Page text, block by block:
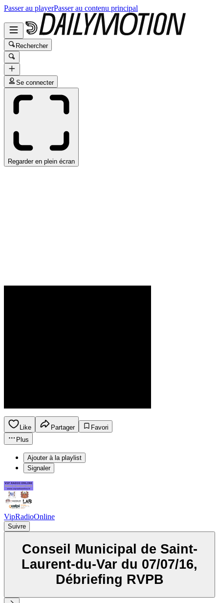
Passer au playerPasser au contenu principal
Rechercher
Se connecter
Regarder en plein écran
Like Partager
Favori
Plus
Ajouter à la playlist
Signaler
VipRadioOnline
Suivre
Conseil Municipal de Saint-
Laurent-du-Var du 07/07/16,
Débriefing RVPB